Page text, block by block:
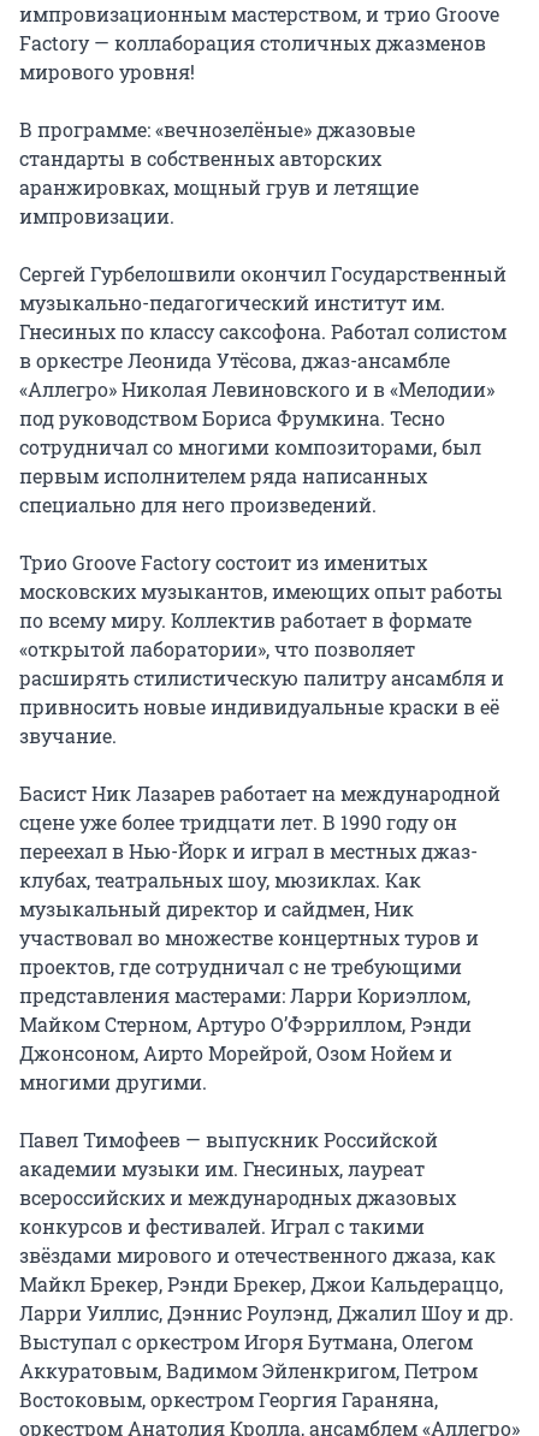
импровизационным мастерством, и трио Groove
Factory — коллаборация столичных джазменов
мирового уровня!
В программе: «вечнозелёные» джазовые
стандарты в собственных авторских
аранжировках, мощный грув и летящие
импровизации.
Сергей Гурбелошвили окончил Государственный
музыкально-педагогический институт им.
Гнесиных по классу саксофона. Работал солистом
в оркестре Леонида Утёсова, джаз-ансамбле
«Аллегро» Николая Левиновского и в «Мелодии»
под руководством Бориса Фрумкина. Тесно
сотрудничал со многими композиторами, был
первым исполнителем ряда написанных
специально для него произведений.
Трио Groove Factory состоит из именитых
московских музыкантов, имеющих опыт работы
по всему миру. Коллектив работает в формате
«открытой лаборатории», что позволяет
расширять стилистическую палитру ансамбля и
привносить новые индивидуальные краски в её
звучание.
Басист Ник Лазарев работает на международной
сцене уже более тридцати лет. В 1990 году он
переехал в Нью-Йорк и играл в местных джаз-
клубах, театральных шоу, мюзиклах. Как
музыкальный директор и сайдмен, Ник
участвовал во множестве концертных туров и
проектов, где сотрудничал с не требующими
представления мастерами: Ларри Кориэллом,
Майком Стерном, Артуро О’Фэрриллом, Рэнди
Джонсоном, Аирто Морейрой, Озом Нойем и
многими другими.
Павел Тимофеев — выпускник Российской
академии музыки им. Гнесиных, лауреат
всероссийских и международных джазовых
конкурсов и фестивалей. Играл с такими
звёздами мирового и отечественного джаза, как
Майкл Брекер, Рэнди Брекер, Джои Кальдераццо,
Ларри Уиллис, Дэннис Роулэнд, Джалил Шоу и др.
Выступал с оркестром Игоря Бутмана, Олегом
Аккуратовым, Вадимом Эйленкригом, Петром
Востоковым, оркестром Георгия Гараняна,
оркестром Анатолия Кролла, ансамблем «Аллегро»